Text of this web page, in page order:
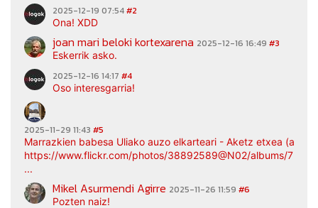
2025-12-19 07:54#2
Ona! XDD
joan mari beloki kortexarena 2025-12-16 16:49 #3
Eskerrik asko.
2025-12-16 14:17 #4
Oso interesgarria!
2025-11-29 11:43 #5
Marrazkien babesa Uliako auzo elkarteari - Aketz etxea
https://www.flickr.com/photos/38892589@N02/albums/
...
Mikel Asurmendi Agirre 2025-11-26 11:59 #6
Pozten naiz!